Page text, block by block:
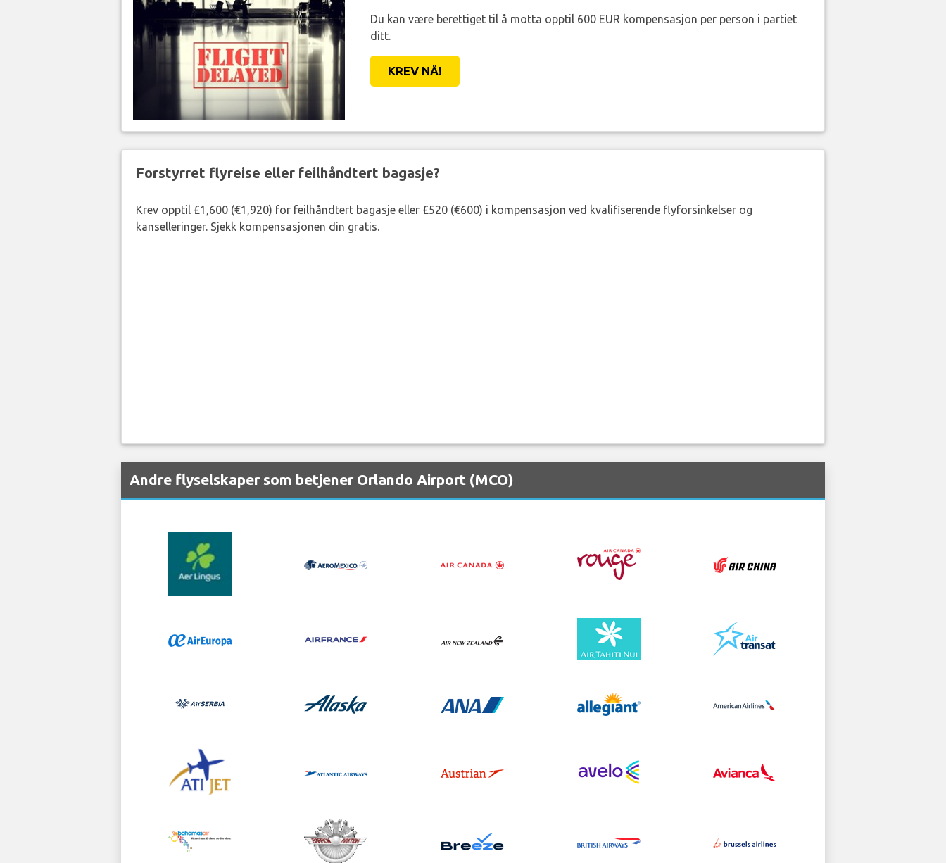
Du kan være berettiget til å motta opptil 600 EUR kompensasjon per person i partiet
ditt.
KREV NÅ!
Forstyrret flyreise eller feilhåndtert bagasje?
Krev opptil £1,600 (€1,920) for feilhåndtert bagasje eller £520 (€600) i kompensasjon ved kvalifiserende flyforsinkelser og
kanselleringer. Sjekk kompensasjonen din gratis.
Andre flyselskaper som betjener Orlando Airport (MCO)